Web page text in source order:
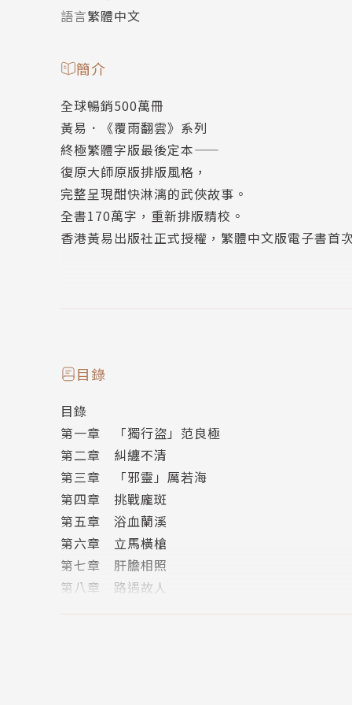
語言繁體中文
簡介
全球暢銷500萬冊
黃易．《覆雨翻雲》系列
終極繁體字版最後定本——
復原大師原版排版風格，
完整呈現酣快淋漓的武俠故事。
全書170萬字，重新排版精校。
香港黃易出版社正式授權，繁體中文版電子書首
怒蛟幫首席高手覆雨劍浪翻雲，傷亡妻之逝，壯
一場爭雄武林、謀奪皇權的狂瀾，瞬間席捲天
《覆雨翻雲》是黃易第一部長篇武俠，也是他改
玄學，以及對生命意義的思索，在金庸古龍之後
量超過500萬册，是最具現代精神的武俠經典，
作者簡介
畢業於香港中文大學藝術系，專攻中國傳統繪
目錄
目錄
第一章 「獨行盜」范良極
第二章 糾纏不清
第三章 「邪靈」厲若海
第四章 挑戰龐斑
第五章 浴血蘭溪
第六章 立馬橫槍
第七章 肝膽相照
第八章 路遇故人